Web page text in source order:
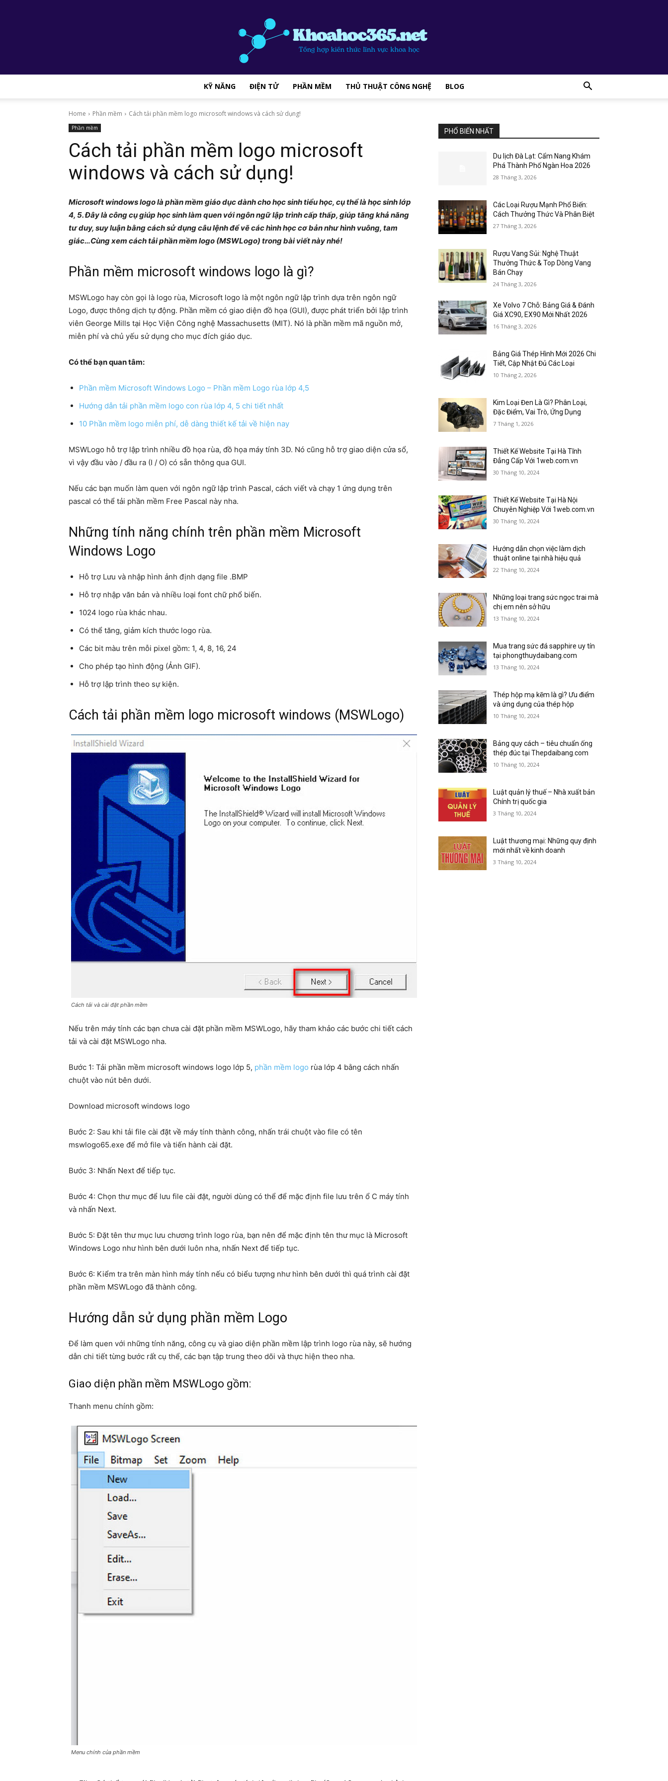
hợp
lĩnh
KỸ NĂNG ĐIỆN TỬ PHẦN MỀM THỦ THUẬT CÔNG NGHỆ BLOG
Home Phần mềm Cách tải phần mềm logo microsoft windows và cách sử dụng!
Phần mềm
Cách tải phần mềm logo microsoft
windows và cách sử dụng!
Microsoft windows logo là phần mềm giáo dục dành cho học sinh tiểu học, cụ thể là học sinh lớp
4, 5. Đây là công cụ giúp học sinh làm quen với ngôn ngữ lập trình cấp thấp, giúp tăng khả năng
tư duy, suy luận bằng cách sử dụng câu lệnh để vẽ các hình học cơ bản như hình vuông, tam
giác…Cùng xem cách tải phần mềm logo (MSWLogo) trong bài viết này nhé!
Phần mềm microsoft windows logo là gì?
MSWLogo hay còn gọi là logo rùa, Microsoft logo là một ngôn ngữ lập trình dựa trên ngôn ngữ
Logo, được thông dịch tự động. Phần mềm có giao diện đồ họa (GUI), được phát triển bởi lập trình
viên George Mills tại Học Viện Công nghệ Massachusetts (MIT). Nó là phần mềm mã nguồn mở,
miễn phí và chủ yếu sử dụng cho mục đích giáo dục.
Có thể bạn quan tâm:
Phần mềm Microsoft Windows Logo – Phần mềm Logo rùa lớp 4,5
Hướng dẫn tải phần mềm logo con rùa lớp 4, 5 chi tiết nhất
10 Phần mềm logo miễn phí, dễ dàng thiết kế tải về hiện nay
MSWLogo hỗ trợ lập trình nhiều đồ họa rùa, đồ họa máy tính 3D. Nó cũng hỗ trợ giao diện cửa sổ,
vì vậy đầu vào / đầu ra (I / O) có sẵn thông qua GUI.
Nếu các bạn muốn làm quen với ngôn ngữ lập trình Pascal, cách viết và chạy 1 ứng dụng trên
pascal có thể tải phần mềm Free Pascal này nha.
Những tính năng chính trên phần mềm Microsoft
Windows Logo
Hỗ trợ Lưu và nhập hình ảnh định dạng file .BMP
Hỗ trợ nhập văn bản và nhiều loại font chữ phổ biến.
1024 logo rùa khác nhau.
Có thể tăng, giảm kích thước logo rùa.
Các bit màu trên mỗi pixel gồm: 1, 4, 8, 16, 24
Cho phép tạo hình động (Ảnh GIF).
Hỗ trợ lập trình theo sự kiện.
Cách tải phần mềm logo microsoft windows (MSWLogo)
Cách tải và cài đặt phần mềm
Nếu trên máy tính các bạn chưa cài đặt phần mềm MSWLogo, hãy tham khảo các bước chi tiết cách
tải và cài đặt MSWLogo nha.
Bước 1: Tải phần mềm microsoft windows logo lớp 5, phần mềm logo rùa lớp 4 bằng cách nhấn
chuột vào nút bên dưới.
Download microsoft windows logo
Bước 2: Sau khi tải file cài đặt về máy tính thành công, nhấn trái chuột vào file có tên
mswlogo65.exe để mở file và tiến hành cài đặt.
Bước 3: Nhấn Next để tiếp tục.
Bước 4: Chọn thư mục để lưu file cài đặt, người dùng có thể để mặc định file lưu trên ổ C máy tính
và nhấn Next.
Bước 5: Đặt tên thư mục lưu chương trình logo rùa, bạn nên để mặc định tên thư mục là Microsoft
Windows Logo như hình bên dưới luôn nha, nhấn Next để tiếp tục.
Bước 6: Kiểm tra trên màn hình máy tính nếu có biểu tượng như hình bên dưới thì quá trình cài đặt
phần mềm MSWLogo đã thành công.
Hướng dẫn sử dụng phần mềm Logo
Để làm quen với những tính năng, công cụ và giao diện phần mềm lập trình logo rùa này, sẽ hướng
dẫn chi tiết từng bước rất cụ thể, các bạn tập trung theo dõi và thực hiện theo nha.
Giao diện phần mềm MSWLogo gồm:
Thanh menu chính gồm:
Menu chính của phần mềm
PHỔ BIẾN NHẤT
Du lịch Đà Lạt: Cẩm Nang Khám
Phá Thành Phố Ngàn Hoa 2026
28 Tháng 3, 2026
Các Loại Rượu Mạnh Phổ Biến:
Cách Thưởng Thức Và Phân Biệt
27 Tháng 3, 2026
Rượu Vang Sủi: Nghệ Thuật
Thưởng Thức & Top Dòng Vang
Bán Chạy
24 Tháng 3, 2026
Xe Volvo 7 Chỗ: Bảng Giá & Đánh
Giá XC90, EX90 Mới Nhất 2026
16 Tháng 3, 2026
Bảng Giá Thép Hình Mới 2026 Chi
Tiết, Cập Nhật Đủ Các Loại
10 Tháng 2, 2026
Kim Loại Đen Là Gì? Phân Loại,
Đặc Điểm, Vai Trò, Ứng Dụng
7 Tháng 1, 2026
Thiết Kế Website Tại Hà Tĩnh
Đẳng Cấp Với 1web.com.vn
30 Tháng 10, 2024
Thiết Kế Website Tại Hà Nội
Chuyên Nghiệp Với 1web.com.vn
30 Tháng 10, 2024
Hướng dẫn chọn việc làm dịch
thuật online tại nhà hiệu quả
22 Tháng 10, 2024
Những loại trang sức ngọc trai mà
chị em nên sở hữu
13 Tháng 10, 2024
Mua trang sức đá sapphire uy tín
tại phongthuydaibang.com
13 Tháng 10, 2024
Thép hộp mạ kẽm là gì? Ưu điểm
và ứng dụng của thép hộp
10 Tháng 10, 2024
Bảng quy cách – tiêu chuẩn ống
thép đúc tại Thepdaibang.com
10 Tháng 10, 2024
Luật quản lý thuế – Nhà xuất bản
Chính trị quốc gia
3 Tháng 10, 2024
Luật thương mại: Những quy định
mới nhất về kinh doanh
3 Tháng 10, 2024